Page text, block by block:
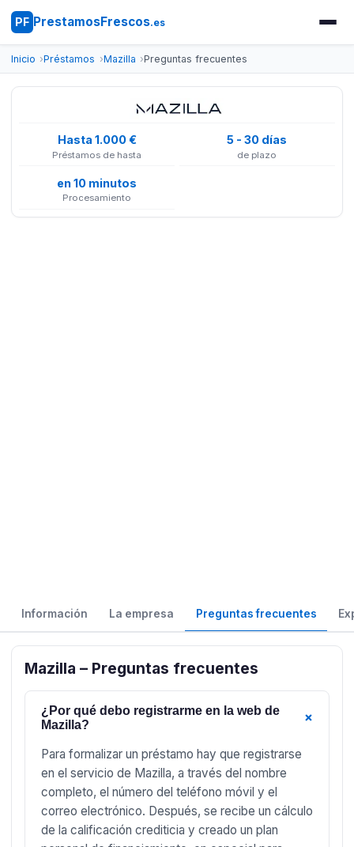
PF PrestamosFrescos.es
Inicio Préstamos Mazilla Preguntas frecuentes
Hasta 1.000 €
Préstamos de hasta
5 - 30 días
de plazo
en 10 minutos
Procesamiento
Información La empresa Preguntas frecuentes
Mazilla – Preguntas frecuentes
¿Por qué debo registrarme en la web de
Mazilla?
+
Para formalizar un préstamo hay que registrarse
en el servicio de Mazilla, a través del nombre
completo, el número del teléfono móvil y el
correo electrónico. Después, se recibe un cálculo
de la calificación crediticia y creado un plan